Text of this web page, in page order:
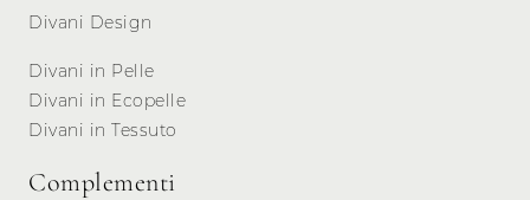
Divani Design
Divani in Pelle
Divani in Ecopelle
Divani in Tessuto
Complementi